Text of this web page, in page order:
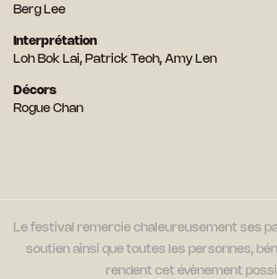
Berg Lee
Interprétation
Loh Bok Lai, Patrick Teoh, Amy Len
Décors
Rogue Chan
Le festival remercie chaleureusement ses
soutien ainsi que toutes les personnes,
rendent cet évènement